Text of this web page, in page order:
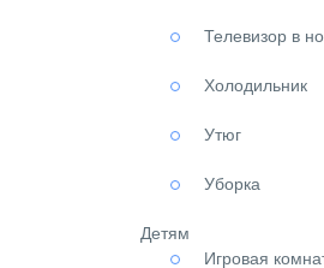
Телевизор в
Холодильник
Утюг
Уборка
Детям
Игровая